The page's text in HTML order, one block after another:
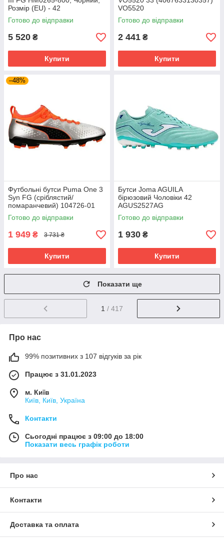
Розмір (EU) - 42
Готово до відправки
5 520 ₴
Купити
VO5520
Готово до відправки
2 441 ₴
Купити
–48%
Футбольні бутси Puma One 3
Syn FG (сріблястий/
помаранчевий) 104726-01
Розмір EU: 46
Готово до відправки
1 949 ₴ 3 731 ₴
Купити
Бутси Joma AGUILA
бірюзовий Чоловіки 42
AGUS2527AG
Готово до відправки
1 930 ₴
Купити
Показати ще
1 / 417
Про нас
99% позитивних з 107 відгуків за рік
Працює з 31.01.2023
м. Київ
Київ, Київ, Україна
Контакти
Сьогодні працює з 09:00 до 18:00
Показати весь графік роботи
Про нас
Контакти
Доставка та оплата